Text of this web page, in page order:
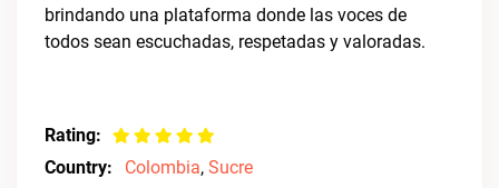
brindando una plataforma donde las voces de
todos sean escuchadas, respetadas y valoradas.
Rating:
Country:
Colombia, Sucre